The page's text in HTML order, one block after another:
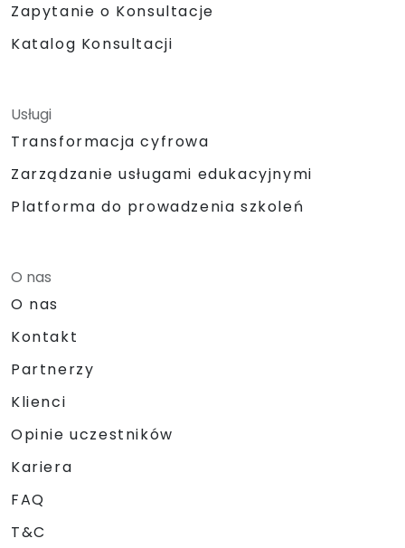
Zapytanie o Konsultacje
Katalog Konsultacji
Usługi
Transformacja cyfrowa
Zarządzanie usługami edukacyjnymi
Platforma do prowadzenia szkoleń
O nas
O nas
Kontakt
Partnerzy
Klienci
Opinie uczestników
Kariera
FAQ
T&C